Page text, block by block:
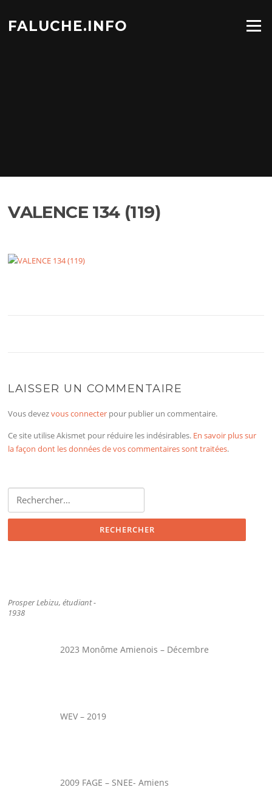
contenu
FALUCHE.INFO Menu
VALENCE 134 (119)
LAISSER UN COMMENTAIRE
Vous devezvous connecter pour publier un commentaire.
Ce site utilise Akismet pour réduire les indésirables. En savoir plus sur
la façon dont les données de vos commentaires sont traitées.
Rechercher :
Prosper Lebizu, étudiant -
1938
2023 Monôme Amienois – Décembre
WEV – 2019
2009 FAGE – SNEE- Amiens